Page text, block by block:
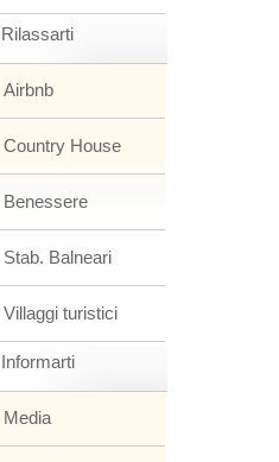
Rilassarti
Airbnb
Country House
Benessere
Stab. Balneari
Villaggi turistici
Informarti
Media